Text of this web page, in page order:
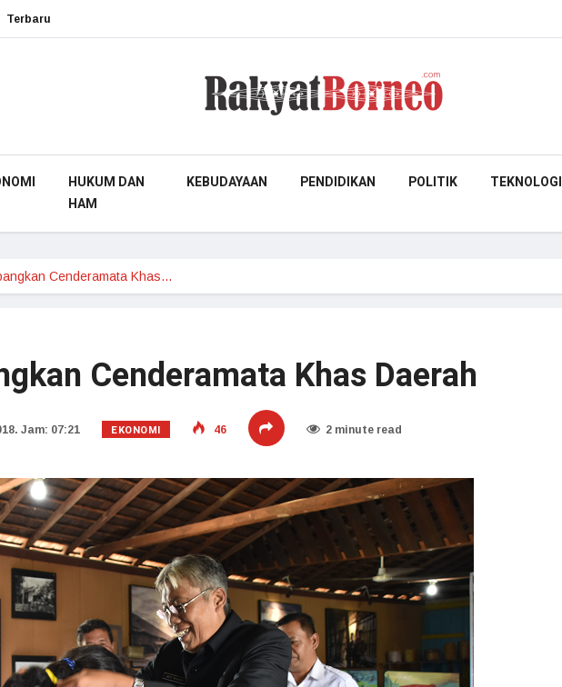
Terbaru
HUKUM DAN
HAM
KEBUDAYAAN PENDIDIKAN POLITIK TEKNOLOGI
Cenderamata Khas…
Cenderamata Khas Daerah
Jam: 07:21 EKONOMI 46 2 minute read